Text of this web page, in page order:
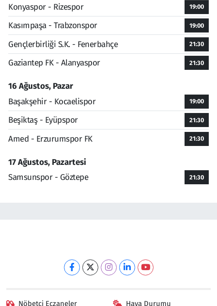
Konyaspor - Rizespor
19:00
Kasımpaşa - Trabzonspor 19:00
Gençlerbirliği S.K. - Fenerbahçe 21:30
Gaziantep FK - Alanyaspor 21:30
16 Ağustos, Pazar
Başakşehir - Kocaelispor
19:00
Beşiktaş - Eyüpspor 21:30
Amed - Erzurumspor FK 21:30
17 Ağustos, Pazartesi
Samsunspor - Göztepe
21:30
Nöbetçi Eczaneler Hava Durumu